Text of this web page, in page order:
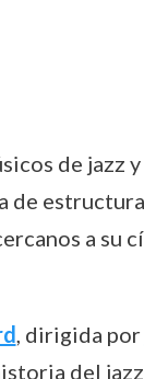
de jazz
de
a su
, dirigida por
del